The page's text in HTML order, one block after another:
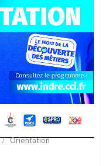
Orientation